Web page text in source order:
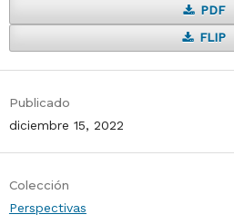
PDF
FLIP
Publicado
diciembre 15, 2022
Colección
Perspectivas